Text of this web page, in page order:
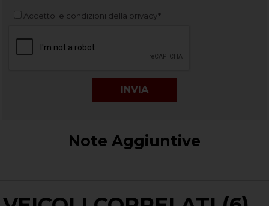
Accetto le condizioni della privacy*
Note Aggiuntive